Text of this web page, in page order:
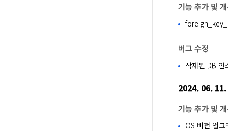
기능 추가 및
버그 수정
삭제된 DB 인
2024. 06. 11.
기능 추가 및
OS 버전 업